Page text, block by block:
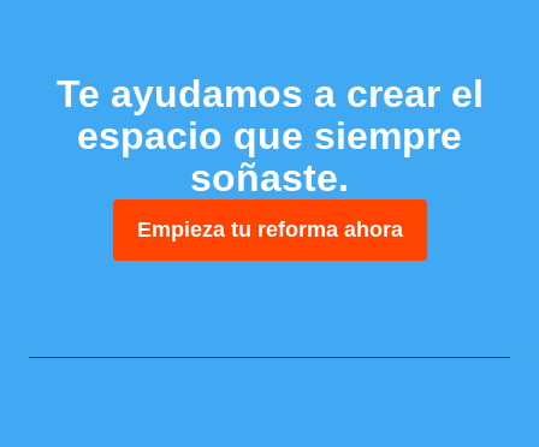
Te ayudamos a crear el
espacio que siempre
soñaste.
Empieza tu reforma ahora